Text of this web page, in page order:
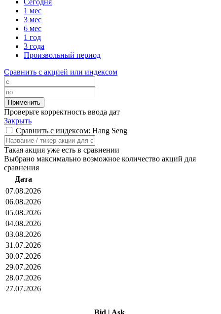
1 мес
3 мес
6 мес
1 год
3 года
Произвольный период
Сравнить с акцией или индексом
Проверьте корректность ввода дат
Закрыть
Сравнить с индексом: Hang Seng
Такая акция уже есть в сравнении
Выбрано максимально возможное количество акций для
сравнения
Дата
07.08.2026
06.08.2026
05.08.2026
04.08.2026
03.08.2026
31.07.2026
30.07.2026
29.07.2026
28.07.2026
27.07.2026
Bid | Ask